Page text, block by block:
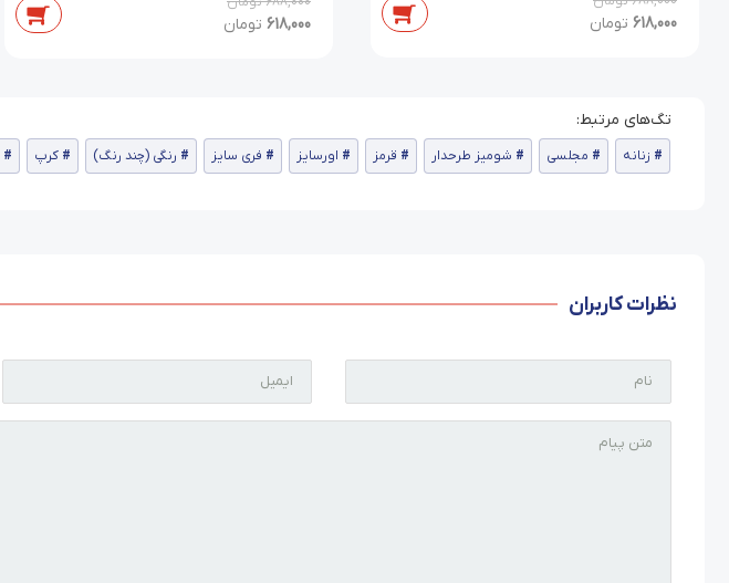
618,000 تومان 618,000 تومان
زنانه مجلسی شومیز طرحدار قرمز اورسایز فری سایز رنگی (چند رنگ) کرپ
نظرات کاربران